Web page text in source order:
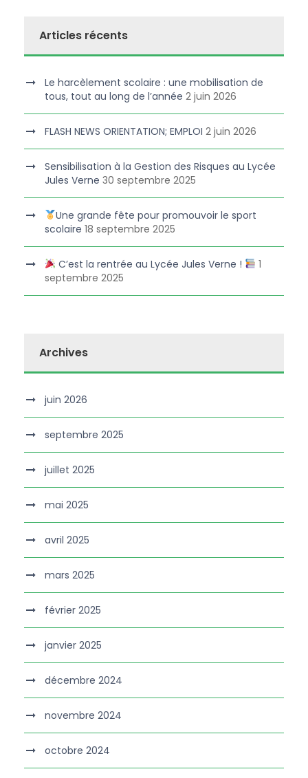
Articles récents
Le harcèlement scolaire : une mobilisation de
tous, tout au long de l’année 2 juin 2026
FLASH NEWS ORIENTATION; EMPLOI 2 juin 2026
Sensibilisation à la Gestion des Risques au Lycée
Jules Verne 30 septembre 2025
Une grande fête pour promouvoir le sport
scolaire 18 septembre 2025
C’est la rentrée au Lycée Jules Verne !
1
septembre 2025
Archives
juin 2026
septembre 2025
juillet 2025
mai 2025
avril 2025
mars 2025
février 2025
janvier 2025
décembre 2024
novembre 2024
octobre 2024